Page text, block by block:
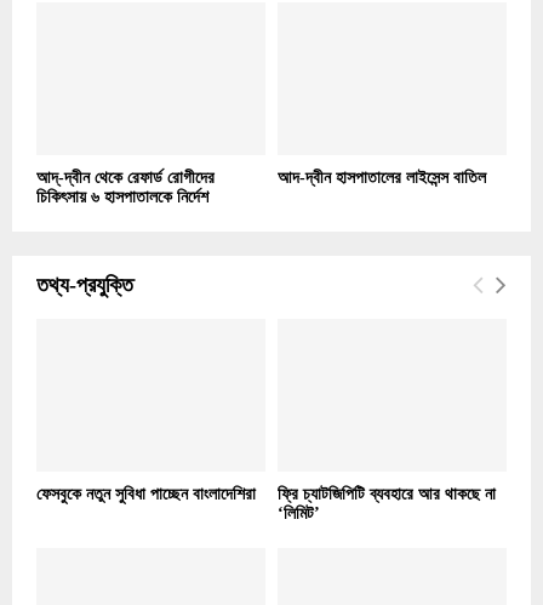
আদ্-দ্বীন থেকে রেফার্ড রোগীদের
চিকিৎসায় ৬ হাসপাতালকে নির্দেশ
আদ-দ্বীন হাসপাতালের লাইসেন্স বাতিল
তথ্য-প্রযুক্তি
ফেসবুকে নতুন সুবিধা পাচ্ছেন বাংলাদেশিরা
ফ্রি চ্যাটজিপিটি ব্যবহারে আর থাকছে না
‘লিমিট’